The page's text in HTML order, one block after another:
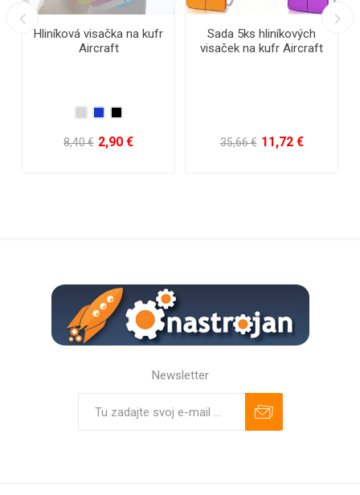
5ks hliníkových
na kufr Aircraft
11,72 €
Reflexný opasok
0,80 €
Newsletter